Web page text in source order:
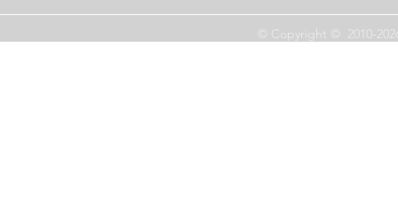
© Copyright © 2010-